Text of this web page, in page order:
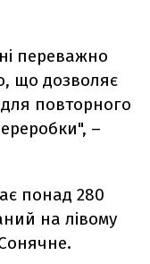
переважно
що дозволяє
повторного
–
понад 280
на лівому